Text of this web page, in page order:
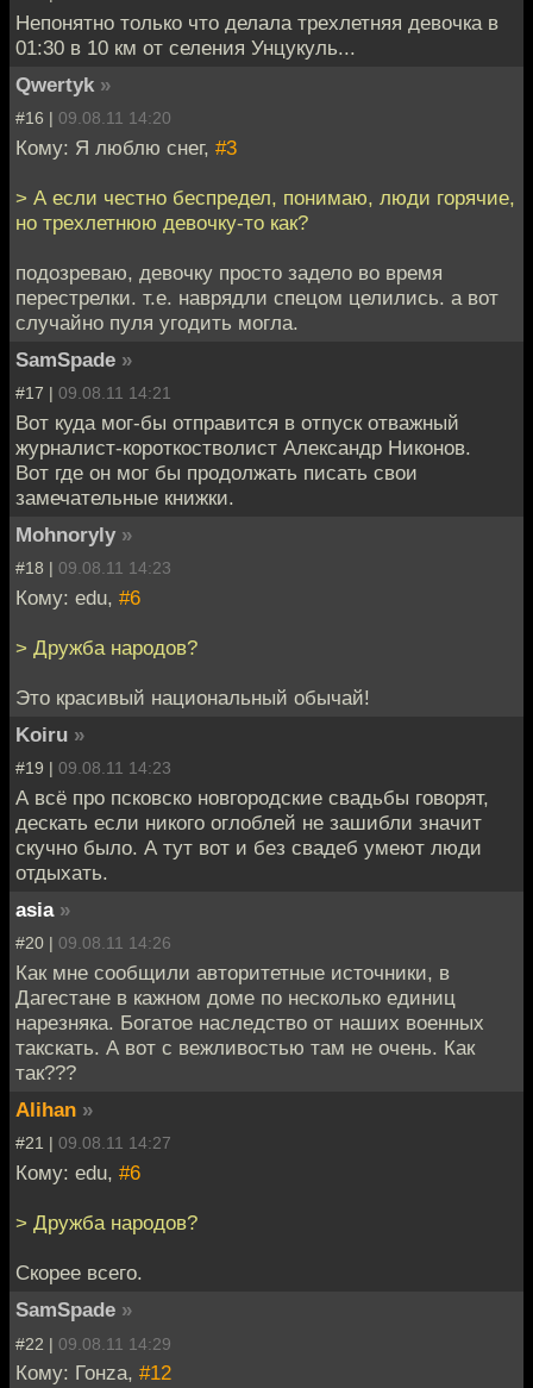
Непонятно только что делала трехлетняя девочка в
01:30 в 10 км от селения Унцукуль...
Qwertyk »
#16 | 09.08.11 14:20
Кому: Я люблю снег, #3
> А если честно беспредел, понимаю, люди горячие,
но трехлетнюю девочку-то как?
подозреваю, девочку просто задело во время
перестрелки. т.е. наврядли спецом целились. а вот
случайно пуля угодить могла.
SamSpade »
#17 | 09.08.11 14:21
Вот куда мог-бы отправится в отпуск отважный
журналист-короткостволист Александр Никонов.
Вот где он мог бы продолжать писать свои
замечательные книжки.
Mohnoryly »
#18 | 09.08.11 14:23
Кому: edu, #6
> Дружба народов?
Это красивый национальный обычай!
Koiru »
#19 | 09.08.11 14:23
А всё про псковско новгородские свадьбы говорят,
дескать если никого оглоблей не зашибли значит
скучно было. А тут вот и без свадеб умеют люди
отдыхать.
asia »
#20 | 09.08.11 14:26
Как мне сообщили авторитетные источники, в
Дагестане в кажном доме по несколько единиц
нарезняка. Богатое наследство от наших военных
такскать. А вот с вежливостью там не очень. Как
так???
Alihan »
#21 | 09.08.11 14:27
Кому: edu, #6
> Дружба народов?
Скорее всего.
SamSpade »
#22 | 09.08.11 14:29
Кому: Гонzа, #12